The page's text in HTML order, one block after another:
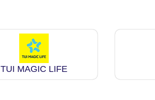
TUI MAGIC LIFE